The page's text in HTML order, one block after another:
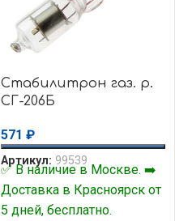
Стабилитрон газ. р.
СГ-206Б
571₽
Артикул: 99539
✅ В наличие в Москве. ➡️
Доставка в Красноярск от
5 дней, бесплатно.